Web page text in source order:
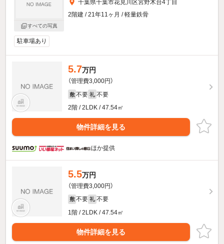
すべての写真
千葉県千葉市花見川区宮野木台4丁目
2階建 / 21年11ヶ月 / 軽量鉄骨
駐車場あり
5.7万円
（管理費3,000円）
敷 不要 礼 不要
2階 / 2LDK / 47.54㎡
物件詳細を見る
ほか提供
5.5万円
（管理費3,000円）
敷 不要 礼 不要
1階 / 2LDK / 47.54㎡
物件詳細を見る